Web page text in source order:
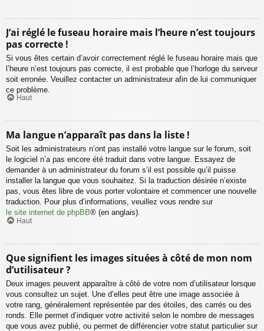
J’ai réglé le fuseau horaire mais l’heure n’est toujours
pas correcte !
Si vous êtes certain d’avoir correctement réglé le fuseau horaire mais que
l’heure n’est toujours pas correcte, il est probable que l’horloge du serveur
soit erronée. Veuillez contacter un administrateur afin de lui communiquer
ce problème.
Haut
Ma langue n’apparaît pas dans la liste !
Soit les administrateurs n’ont pas installé votre langue sur le forum, soit
le logiciel n’a pas encore été traduit dans votre langue. Essayez de
demander à un administrateur du forum s’il est possible qu’il puisse
installer la langue que vous souhaitez. Si la traduction désirée n’existe
pas, vous êtes libre de vous porter volontaire et commencer une nouvelle
traduction. Pour plus d’informations, veuillez vous rendre sur
le site internet de phpBB® (en anglais).
Haut
Que signifient les images situées à côté de mon nom
d’utilisateur ?
Deux images peuvent apparaître à côté de votre nom d’utilisateur lorsque
vous consultez un sujet. Une d’elles peut être une image associée à
votre rang, généralement représentée par des étoiles, des carrés ou des
ronds. Elle permet d’indiquer votre activité selon le nombre de messages
que vous avez publié, ou permet de différencier votre statut particulier sur